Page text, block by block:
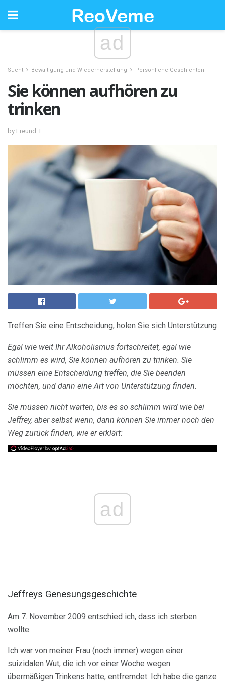
ad
Sucht Bewältigung und Wiederherstellung Persönliche Geschichten
Sie können aufhören zu
trinken
by Freund T
Treffen Sie eine Entscheidung, holen Sie sich Unterstützung
Egal wie weit Ihr Alkoholismus fortschreitet, egal wie
schlimm es wird, Sie können aufhören zu trinken. Sie
müssen eine Entscheidung treffen, die Sie beenden
möchten, und dann eine Art von Unterstützung finden.
Sie müssen nicht warten, bis es so schlimm wird wie bei
Jeffrey, aber selbst wenn, dann können Sie immer noch den
Weg zurück finden, wie er erklärt:
ad
Jeffreys Genesungsgeschichte
Am 7. November 2009 entschied ich, dass ich sterben
wollte.
Ich war von meiner Frau (noch immer) wegen einer
suizidalen Wut, die ich vor einer Woche wegen
übermäßigen Trinkens hatte, entfremdet. Ich habe die ganze